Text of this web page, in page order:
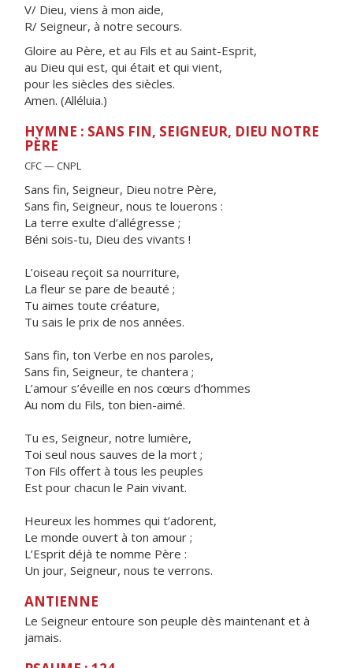
V/ Dieu, viens à mon aide,
R/ Seigneur, à notre secours.
Gloire au Père, et au Fils et au Saint-Esprit,
au Dieu qui est, qui était et qui vient,
pour les siècles des siècles.
Amen. (Alléluia.)
HYMNE : SANS FIN, SEIGNEUR, DIEU NOTRE
PÈRE
CFC — CNPL
Sans fin, Seigneur, Dieu notre Père,
Sans fin, Seigneur, nous te louerons :
La terre exulte d’allégresse ;
Béni sois-tu, Dieu des vivants !
L’oiseau reçoit sa nourriture,
La fleur se pare de beauté ;
Tu aimes toute créature,
Tu sais le prix de nos années.
Sans fin, ton Verbe en nos paroles,
Sans fin, Seigneur, te chantera ;
L’amour s’éveille en nos cœurs d’hommes
Au nom du Fils, ton bien-aimé.
Tu es, Seigneur, notre lumière,
Toi seul nous sauves de la mort ;
Ton Fils offert à tous les peuples
Est pour chacun le Pain vivant.
Heureux les hommes qui t’adorent,
Le monde ouvert à ton amour ;
L’Esprit déjà te nomme Père :
Un jour, Seigneur, nous te verrons.
ANTIENNE
Le Seigneur entoure son peuple dès maintenant et à
jamais.